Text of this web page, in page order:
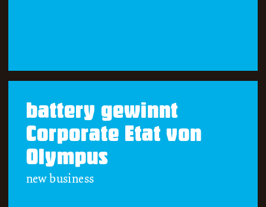
battery gewinnt
Corporate Etat von
Olympus
new business